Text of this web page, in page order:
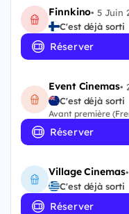
Finnkino•5 Juin
C'est déjà sorti
Réserver
Event Cinemas•
C'est déjà sorti
Avant première
Réserver
Village Cinemas•
C'est déjà sorti
Réserver